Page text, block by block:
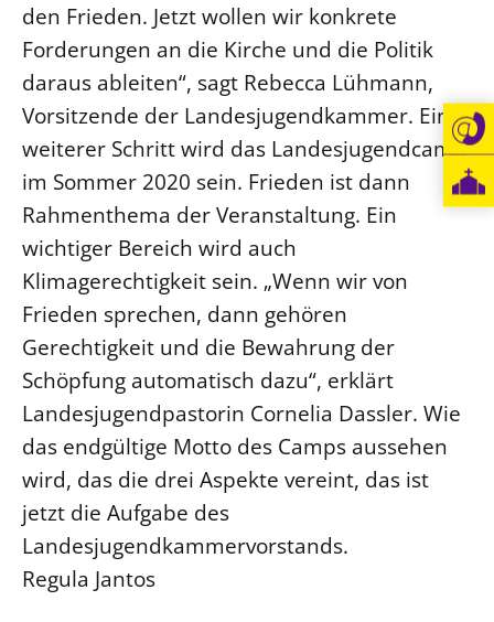
den Frieden. Jetzt wollen wir konkrete
Forderungen an die Kirche und die Politik
daraus ableiten“, sagt Rebecca Lühmann,
Vorsitzende der Landesjugendkammer. Ein
weiterer Schritt wird das Landesjugendcamp
im Sommer 2020 sein. Frieden ist dann
Rahmenthema der Veranstaltung. Ein
wichtiger Bereich wird auch
Klimagerechtigkeit sein. „Wenn wir von
Frieden sprechen, dann gehören
Gerechtigkeit und die Bewahrung der
Schöpfung automatisch dazu“, erklärt
Landesjugendpastorin Cornelia Dassler. Wie
das endgültige Motto des Camps aussehen
wird, das die drei Aspekte vereint, das ist
jetzt die Aufgabe des
Landesjugendkammervorstands.
Regula Jantos